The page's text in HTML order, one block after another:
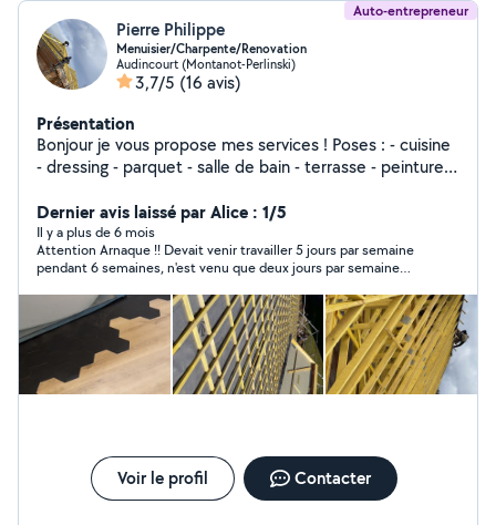
Auto-entrepreneur
Pierre Philippe
Menuisier/Charpente/Renovation
Audincourt (Montanot-Perlinski)
3,7/5 (16 avis)
Présentation
Bonjour je vous propose mes services ! Poses : - cuisine
- dressing - parquet - salle de bain - terrasse - peinture -
type d'entretien d'espace vert Pour toute demande de
projet contactez-moi Je me déplace tout secteur Pierre
Philippe
Dernier avis laissé par Alice : 1/5
Il y a plus de 6 mois
Attention Arnaque !! Devait venir travailler 5 jours par semaine
pendant 6 semaines, n'est venu que deux jours par semaine
venu la nuit sur le chantier pour faire la fete. Le peu de travail
effectué aurait été mieux fait par un enfant. Pierre a déjà
arnaqué de nombreuses personnes, nous avons pris contact
entre nous, si vous souhaitez vous joindre à nous, vous pouvez
me contacter au 0784163851
Voir le profil Contacter